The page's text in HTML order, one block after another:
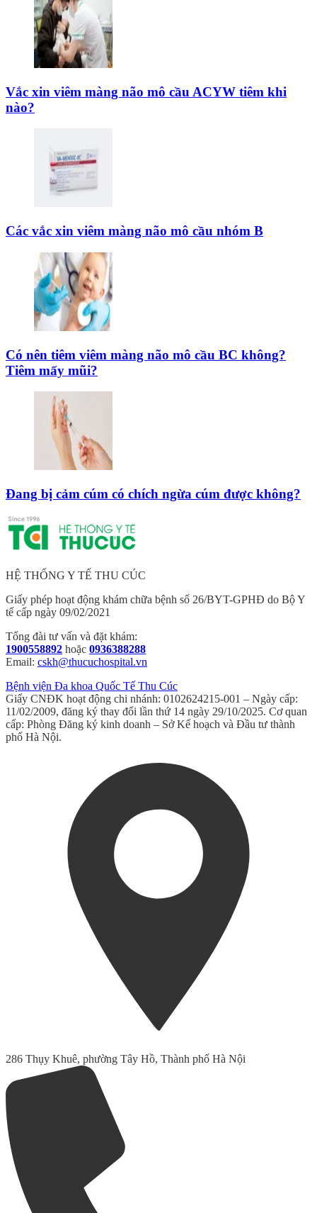
Vắc xin viêm màng não mô cầu ACYW tiêm khi
nào?
Các vắc xin viêm màng não mô cầu nhóm B
Có nên tiêm viêm màng não mô cầu BC không?
Tiêm mấy mũi?
Đang bị cảm cúm có chích ngừa cúm được không?
HỆ THỐNG Y TẾ THU CÚC
Giấy phép hoạt động khám chữa bệnh số 26/BYT-GPHĐ do Bộ Y
tế cấp ngày 09/02/2021
Tổng đài tư vấn và đặt khám:
1900558892 hoặc 0936388288
Email: cskh@thucuchospital.vn
Bệnh viện Đa khoa Quốc Tế Thu Cúc
Giấy CNĐK hoạt động chi nhánh: 0102624215-001 – Ngày cấp:
11/02/2009, đăng ký thay đổi lần thứ 14 ngày 29/10/2025. Cơ quan
cấp: Phòng Đăng ký kinh doanh – Sở Kế hoạch và Đầu tư thành
phố Hà Nội.
286 Thụy Khuê, phường Tây Hồ, Thành phố Hà Nội